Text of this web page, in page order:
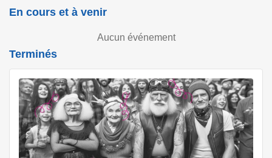
En cours et à venir
Aucun événement
Terminés